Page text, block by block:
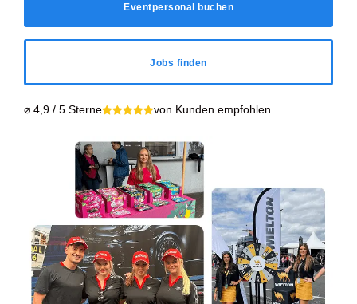
Eventpersonal buchen
Jobs finden
⌀ 4,9 / 5 Sterne von Kunden empfohlen